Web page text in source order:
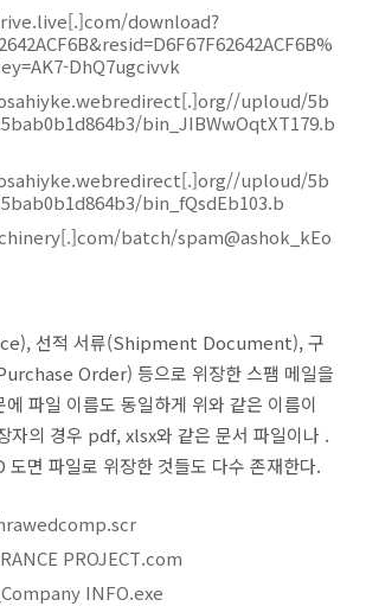
download?
DhQ7ugcivvk
uploud/5b
bin_JIBWwOqtXT179.b
uploud/5b
bin_fQsdEb103.b
batch/spam@ashok_kEo
선적 서류(Shipment Document),구
Order) 등으로 위장한 스팸 메일을
파일 이름도 동일하게 위와 같은 이름이
자의 경우 pdf, xlsx와 같은 문서 파일이나 .
면 파일로 위장한 것들도 다수 존재한다.
PROJECT.com
INFO.exe